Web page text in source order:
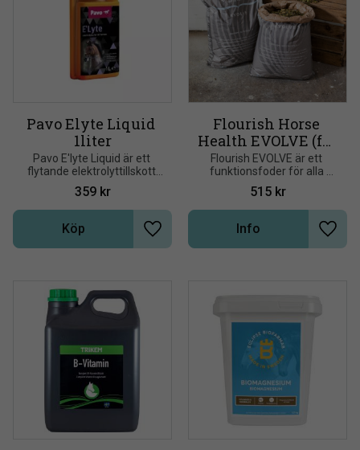
Pavo Elyte Liquid
1liter
Pavo E'lyte Liquid är ett
flytande elektrolyttillskott
som innehåller alla
nödvändiga kroppssalter i
korrekt förhållande till
varandra
359kr
Lägg till i önskelista
Köp
Flourish Horse
Health EVOLVE (fd.
Total Horse Feed)
Flourish EVOLVE är ett
funktionsfoder för alla
hästar. En unik balanserare
till ditt vallfoder.
515kr
Lägg
Info